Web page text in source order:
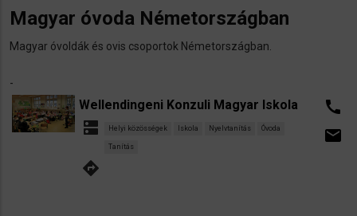
Magyar óvoda Németországban
Magyar óvoldák és ovis csoportok Németországban.
​-
Wellendingeni Konzuli Magyar Iskola
dns Helyi közösségek Iskola Nyelvtanítás Óvoda
Tanítás
directions
call
email